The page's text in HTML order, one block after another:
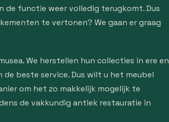
de functie weer volledig terugkomt. Dus
te vertonen? We gaan er graag
We herstellen hun collecties in ere en
beste service. Dus wilt u het meubel
om het zo makkelijk mogelijk te
de vakkundig antiek restauratie in